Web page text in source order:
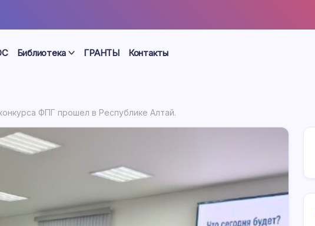
Библиотека ГРАНТЫ Контакты
ФПГ прошел в Республике Алтай.